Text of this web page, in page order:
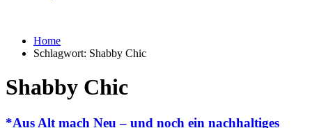
Home
Schlagwort: Shabby Chic
Shabby Chic
*Aus Alt mach Neu – und noch ein nachhaltiges